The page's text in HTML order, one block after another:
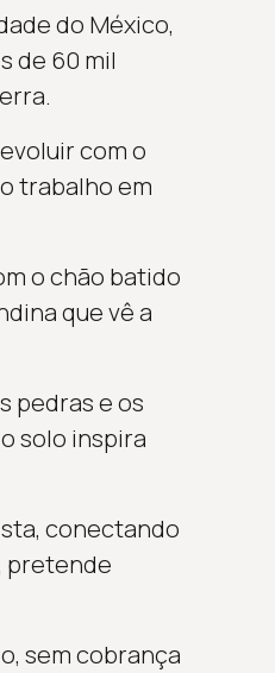
do México,
de 60 mil
com o
trabalho em
o chão batido
que vê a
pedras e os
solo inspira
conectando
pretende
sem cobrança